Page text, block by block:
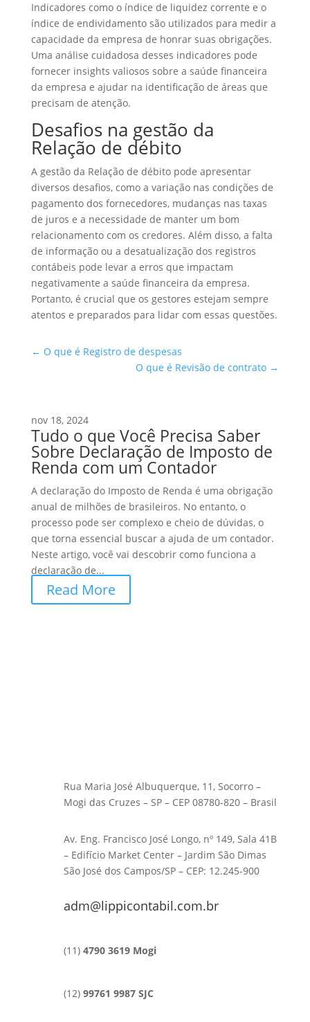
Indicadores como o índice de liquidez corrente e o
índice de endividamento são utilizados para medir a
capacidade da empresa de honrar suas obrigações.
Uma análise cuidadosa desses indicadores pode
fornecer insights valiosos sobre a saúde financeira
da empresa e ajudar na identificação de áreas que
precisam de atenção.
Desafios na gestão da
Relação de débito
A gestão da Relação de débito pode apresentar
diversos desafios, como a variação nas condições de
pagamento dos fornecedores, mudanças nas taxas
de juros e a necessidade de manter um bom
relacionamento com os credores. Além disso, a falta
de informação ou a desatualização dos registros
contábeis pode levar a erros que impactam
negativamente a saúde financeira da empresa.
Portanto, é crucial que os gestores estejam sempre
atentos e preparados para lidar com essas questões.
← O que é Registro de despesas
O que é Revisão de contrato →
nov 18, 2024
Tudo o que Você Precisa Saber
Sobre Declaração de Imposto de
Renda com um Contador
A declaração do Imposto de Renda é uma obrigação
anual de milhões de brasileiros. No entanto, o
processo pode ser complexo e cheio de dúvidas, o
que torna essencial buscar a ajuda de um contador.
Neste artigo, você vai descobrir como funciona a
declaração de...
Read More
Rua Maria José Albuquerque, 11, Socorro –
Mogi das Cruzes – SP – CEP 08780-820 – Brasil
Av. Eng. Francisco José Longo, nº 149, Sala 41B
– Edifício Market Center – Jardim São Dimas
São José dos Campos/SP – CEP: 12.245-900
adm@lippicontabil.com.br
(11) 4790 3619 Mogi
(12) 99761 9987 SJC